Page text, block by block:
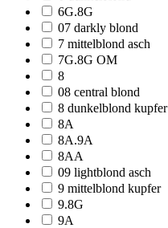
6G.8G
07 darkly blond
7 mittelblond asch
7G.8G OM
8
08 central blond
8 dunkelblond kupfer
8A
8A.9A
8AA
09 lightblond asch
9 mittelblond kupfer
9.8G
9A